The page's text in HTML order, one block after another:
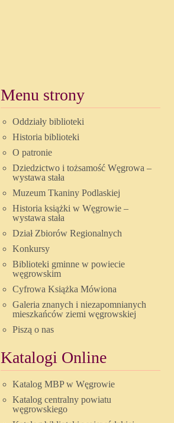
Menu strony
Oddziały biblioteki
Historia biblioteki
O patronie
Dziedzictwo i tożsamość Węgrowa –
wystawa stała
Muzeum Tkaniny Podlaskiej
Historia książki w Węgrowie –
wystawa stała
Dział Zbiorów Regionalnych
Konkursy
Biblioteki gminne w powiecie
węgrowskim
Cyfrowa Książka Mówiona
Galeria znanych i niezapomnianych
mieszkańców ziemi węgrowskiej
Piszą o nas
Katalogi Online
Katalog MBP w Węgrowie
Katalog centralny powiatu
węgrowskiego